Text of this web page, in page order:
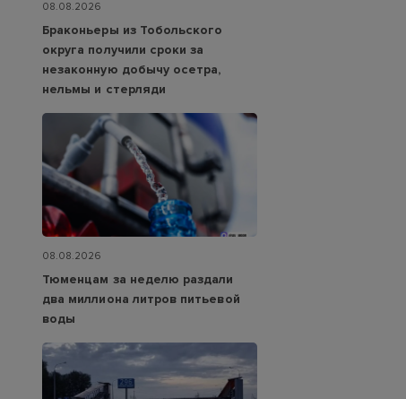
08.08.2026
Браконьеры из Тобольского
округа получили сроки за
незаконную добычу осетра,
нельмы и стерляди
08.08.2026
Тюменцам за неделю раздали
два миллиона литров питьевой
воды